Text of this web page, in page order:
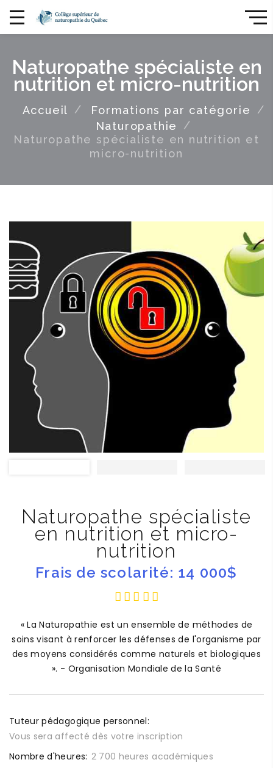
Naturopathe spécialiste en
nutrition et micro-nutrition
Accueil
Formations par catégorie
Naturopathie
Naturopathe spécialiste en nutrition et
micro-nutrition
Naturopathe spécialiste
en nutrition et micro-
nutrition
Frais de scolarité: 14 000$
« La Naturopathie est un ensemble de méthodes de
soins visant à renforcer les défenses de l'organisme par
des moyens considérés comme naturels et biologiques
». - Organisation Mondiale de la Santé
Tuteur pédagogique personnel:
Vous sera affecté dès votre inscription
Nombre d'heures: 2 700 heures académiques